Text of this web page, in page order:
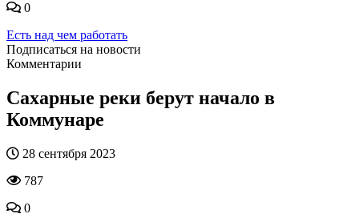
0
Есть над чем работать
Подписаться на новости
Комментарии
Сахарные реки берут начало в
Коммунаре
28 сентября 2023
787
0